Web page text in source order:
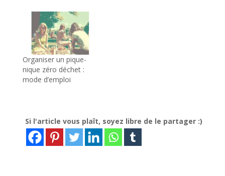
Organiser un pique-
nique zéro déchet :
mode d’emploi
Si l'article vous plaît, soyez libre de le partager :)